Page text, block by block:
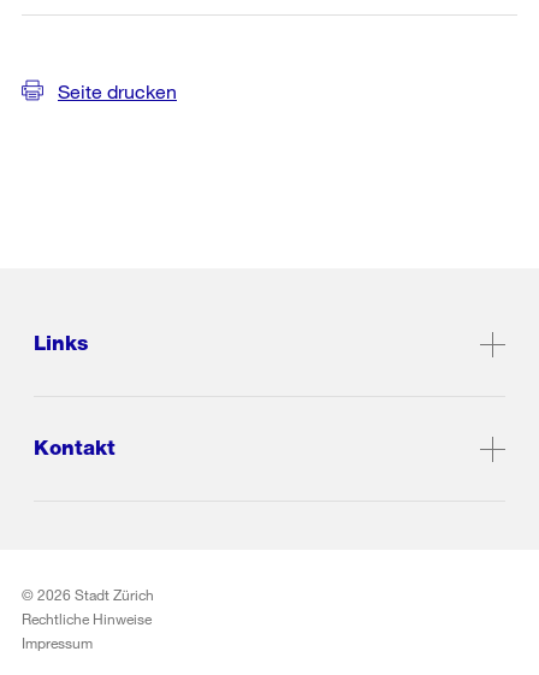
Seite drucken
Links
Kontakt
© 2026 Stadt Zürich
Rechtliche Hinweise
Impressum